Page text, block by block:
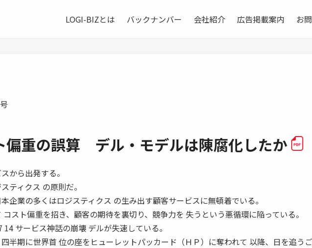
LOGI-BIZとは バックナンバー 会社紹介 広告掲載案内 お
偏重の誤算 デル・モデルは陳腐化したか
から出発する。
ティクス の原則だ。
企業の多くはロジスティクス の生み出す顧客サービスに無頓着でいる。
スト偏重を招き、顧客の期待を裏切り、競争力を 失うという悪循環に陥っている。
14 サービス神話の崩壊 デルが失速している。
半期に世界首 位の座をヒューレットパッカード（ＨＰ）に奪われて 以降、日を追うご